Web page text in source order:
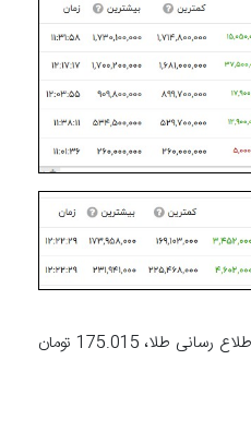
نرخ دلار به نقل از سایت شبکه اطلاع رسانی طلا، 175.015 تومان